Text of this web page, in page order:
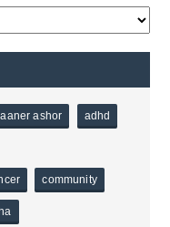
ashor adhd
community